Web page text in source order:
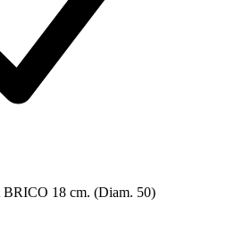
18 cm. (Diam. 50)